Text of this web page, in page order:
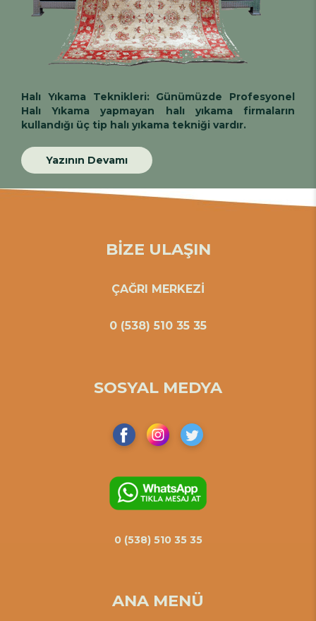
Halı Yıkama Teknikleri: Günümüzde Profesyonel
Halı Yıkama yapmayan halı yıkama firmaların
kullandığı üç tip halı yıkama tekniği vardır.
Yazının Devamı
BİZE ULAŞIN
ÇAĞRI MERKEZİ
0 (538) 510 35 35
SOSYAL MEDYA
0 (538) 510 35 35
ANA MENÜ